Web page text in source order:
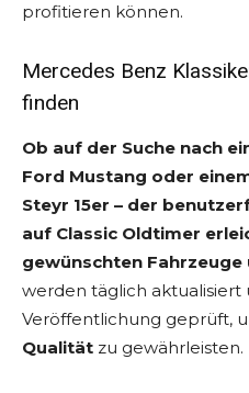
profitieren können.
Mercedes Benz
finden
Ob auf der Suche nach
Ford Mustang oder
Steyr 15er – der
auf Classic Oldtimer
gewünschten Fahrzeuge
werden täglich aktualisiert
Veröffentlichung geprüft,
Qualität zu gewährleisten.